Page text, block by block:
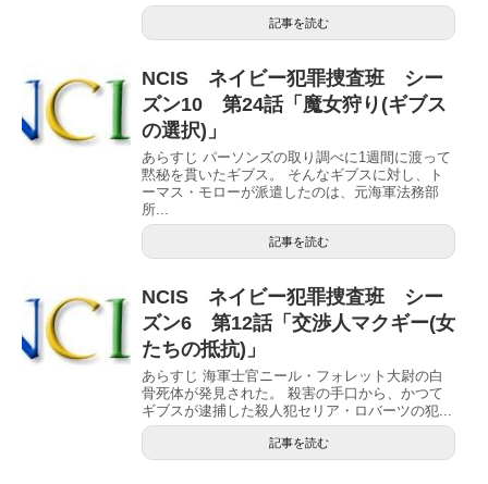
記事を読む
NCIS ネイビー犯罪捜査班 シー
ズン10 第24話「魔女狩り(ギブス
の選択)」
あらすじ パーソンズの取り調べに1週間に渡って
黙秘を貫いたギブス。 そんなギブスに対し、ト
ーマス・モローが派遣したのは、元海軍法務部
所...
記事を読む
NCIS ネイビー犯罪捜査班 シー
ズン6 第12話「交渉人マクギー(女
たちの抵抗)」
あらすじ 海軍士官ニール・フォレット大尉の白
骨死体が発見された。 殺害の手口から、かつて
ギブスが逮捕した殺人犯セリア・ロバーツの犯...
記事を読む